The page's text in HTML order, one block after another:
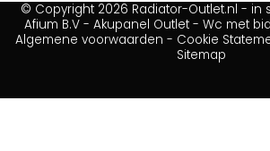
© Copyright 2026 Radiator-Outlet.nl - in
Afium B.V - Akupanel Outlet - Wc met
Algemene voorwaarden - Cookie
Sitemap